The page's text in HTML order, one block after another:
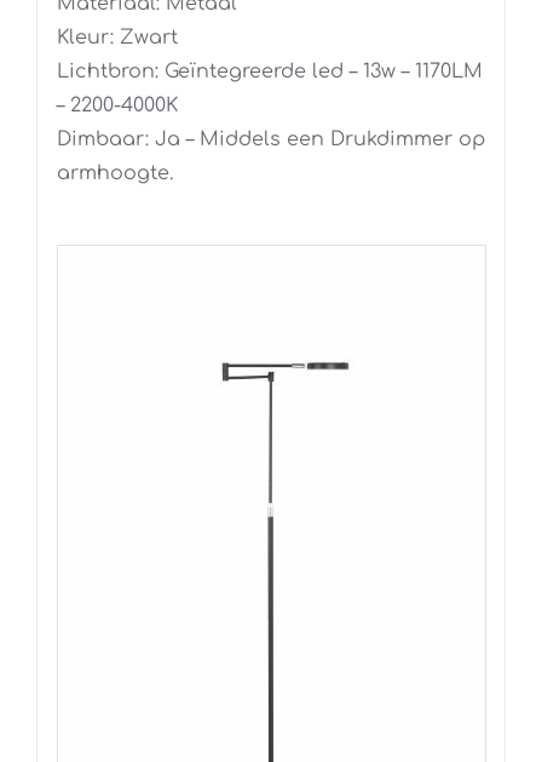
Kleur: Zwart
Lichtbron: Geïntegreerde led – 13w – 1170LM
– 2200-4000K
Dimbaar: Ja – Middels een Drukdimmer op
armhoogte.